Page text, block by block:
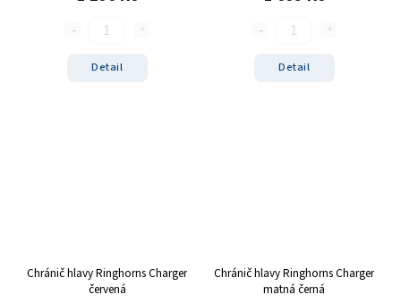
Detail Detail
Chránič hlavy Ringhorns Charger
červená
Chránič hlavy Ringhorns Charger
matná černá